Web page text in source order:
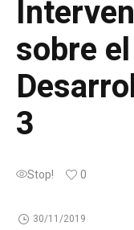
sobre
3
Stop! 0
30/11/2019